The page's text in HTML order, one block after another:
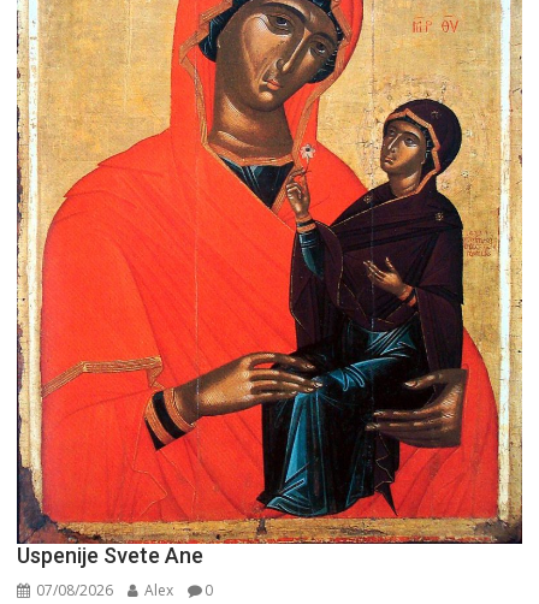
Uspenije Svete Ane
07/08/2026 Alex 0